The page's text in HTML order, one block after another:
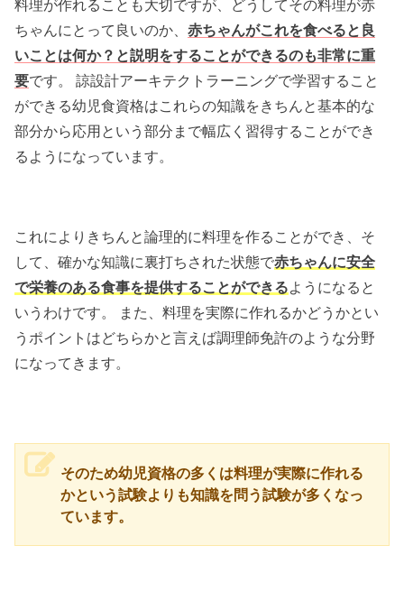
料理が作れることも大切ですが、どうしてその料理が赤
ちゃんにとって良いのか、赤ちゃんがこれを食べると良
いことは何か？と説明をすることができるのも非常に重
要です。 諒設計アーキテクトラーニングで学習すること
ができる幼児食資格はこれらの知識をきちんと基本的な
部分から応用という部分まで幅広く習得することができ
るようになっています。
これによりきちんと論理的に料理を作ることができ、そ
して、確かな知識に裏打ちされた状態で赤ちゃんに安全
で栄養のある食事を提供することができるようになると
いうわけです。 また、料理を実際に作れるかどうかとい
うポイントはどちらかと言えば調理師免許のような分野
になってきます。
そのため幼児資格の多くは料理が実際に作れる
かという試験よりも知識を問う試験が多くなっ
ています。